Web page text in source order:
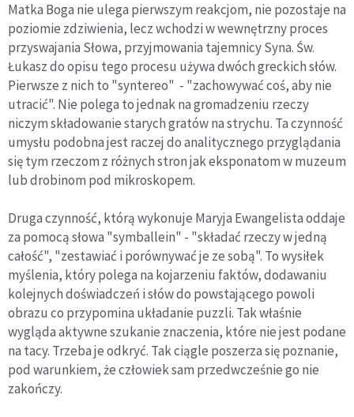
Matka Boga nie ulega pierwszym reakcjom, nie pozostaje na
poziomie zdziwienia, lecz wchodzi w wewnętrzny proces
przyswajania Słowa, przyjmowania tajemnicy Syna. Św.
Łukasz do opisu tego procesu używa dwóch greckich słów.
Pierwsze z nich to "syntereo" - "zachowywać coś, aby nie
utracić". Nie polega to jednak na gromadzeniu rzeczy
niczym składowanie starych gratów na strychu. Ta czynność
umysłu podobna jest raczej do analitycznego przyglądania
się tym rzeczom z różnych stron jak eksponatom w muzeum
lub drobinom pod mikroskopem.
Druga czynność, którą wykonuje Maryja Ewangelista oddaje
za pomocą słowa "symballein" - "składać rzeczy w jedną
całość", "zestawiać i porównywać je ze sobą". To wysiłek
myślenia, który polega na kojarzeniu faktów, dodawaniu
kolejnych doświadczeń i słów do powstającego powoli
obrazu co przypomina układanie puzzli. Tak właśnie
wygląda aktywne szukanie znaczenia, które nie jest podane
na tacy. Trzeba je odkryć. Tak ciągle poszerza się poznanie,
pod warunkiem, że człowiek sam przedwcześnie go nie
zakończy.